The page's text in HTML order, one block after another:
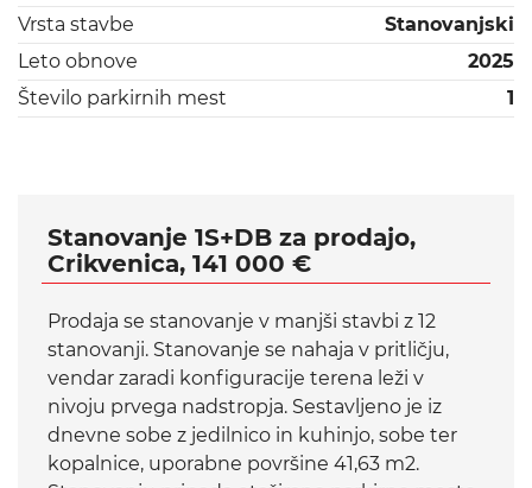
Vrsta stavbe
Stanovanjski
Leto obnove
2025
Število parkirnih mest
1
Stanovanje 1S+DB za prodajo,
Crikvenica, 141 000 €
Prodaja se stanovanje v manjši stavbi z 12
stanovanji. Stanovanje se nahaja v pritličju,
vendar zaradi konfiguracije terena leži v
nivoju prvega nadstropja. Sestavljeno je iz
dnevne sobe z jedilnico in kuhinjo, sobe ter
kopalnice, uporabne površine 41,63 m2.